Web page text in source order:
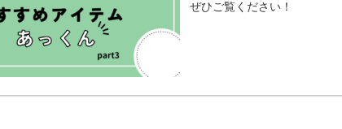
ぜひご覧ください！